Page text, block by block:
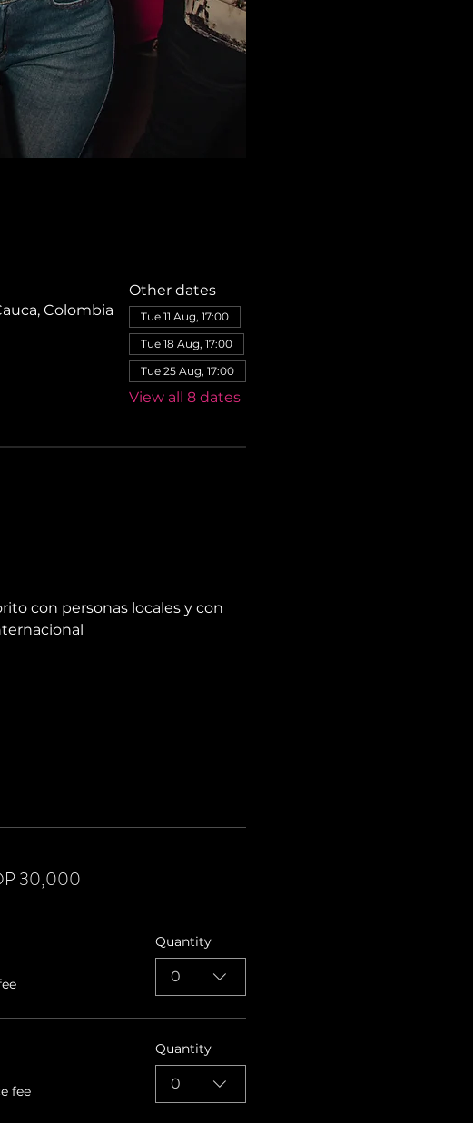
Colombia
Other dates
Tue 11 Aug, 17:00
Tue 18 Aug, 17:00
Tue 25 Aug, 17:00
View all 8 dates
con personas locales y con
30,000
Quantity
0
fee
Quantity
0